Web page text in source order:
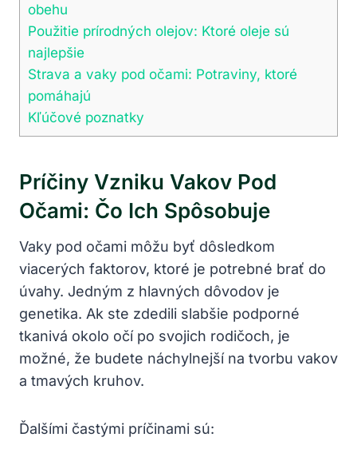
obehu
Použitie prírodných olejov: Ktoré oleje sú
najlepšie
Strava a vaky pod‌ očami: Potraviny, ktoré
pomáhajú
Kľúčové poznatky
Príčiny Vzniku Vakov Pod​
Očami: Čo Ich Spôsobuje
Vaky pod očami môžu byť dôsledkom
viacerých faktorov, ktoré ⁢je potrebné brať do
úvahy. Jedným z hlavných dôvodov⁣ je
genetika. Ak ste zdedili slabšie podporné
⁤tkanivá okolo očí po svojich rodičoch, je
možné, že budete náchylnejší na tvorbu vakov​
a⁢ tmavých ⁢kruhov.
Ďalšími častými príčinami sú: